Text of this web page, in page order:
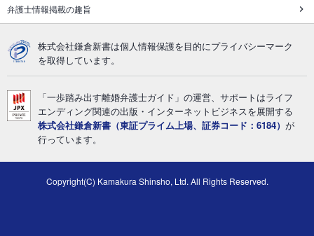
弁護士情報掲載の趣旨
株式会社鎌倉新書は個人情報保護を目的にプライバシーマーク
を取得しています。
「一歩踏み出す離婚弁護士ガイド」の運営、サポートはライフ
エンディング関連の出版・インターネットビジネスを展開する
株式会社鎌倉新書（東証プライム上場、証券コード：6184） が
行っています。
Copyright(C) Kamakura Shinsho, Ltd. All Rights Reserved.